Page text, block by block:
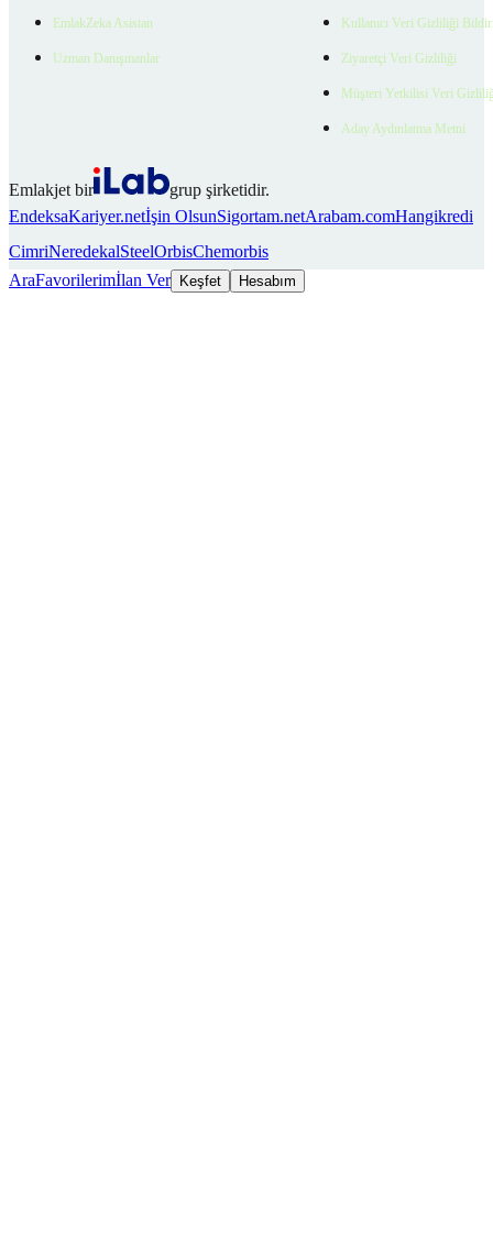
EmlakZeka Asistan
Uzman Danışmanlar
Kullanıcı Veri Gizliliği
Ziyaretçi Veri Gizliliği
Müşteri Yetkilisi Veri
Aday Aydınlatma Metni
Emlakjet bir
grup şirketidir.
EndeksaKariyer.netİşin OlsunSigortam.netArabam.comHangikredi
CimriNeredekalSteelOrbisChemorbis
AraFavorilerimİlan Ver Keşfet Hesabım